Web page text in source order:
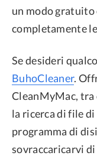
un modo gratuito
completamente
Se desideri
BuhoCleaner.
CleanMyMac, tra
la ricerca di file
programma di
sovraccaricarvi